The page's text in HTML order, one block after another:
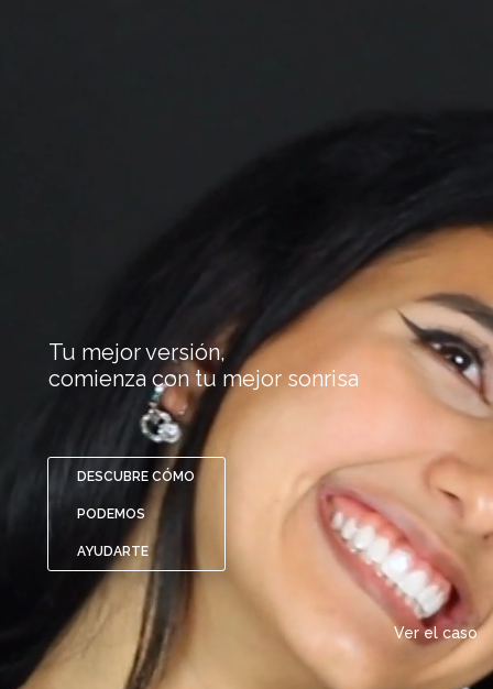
DESCUBRE CÓMO
PODEMOS
AYUDARTE
Tu mejor versión,
comienza con tu mejor sonrisa
Ver el caso